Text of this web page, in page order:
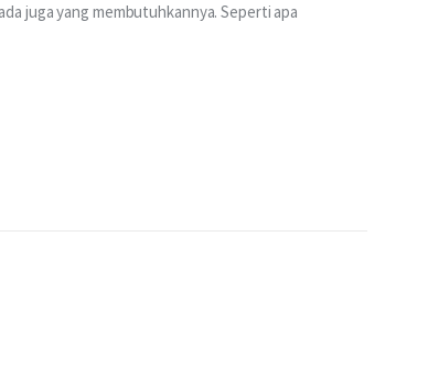
juga yang membutuhkannya. Seperti apa